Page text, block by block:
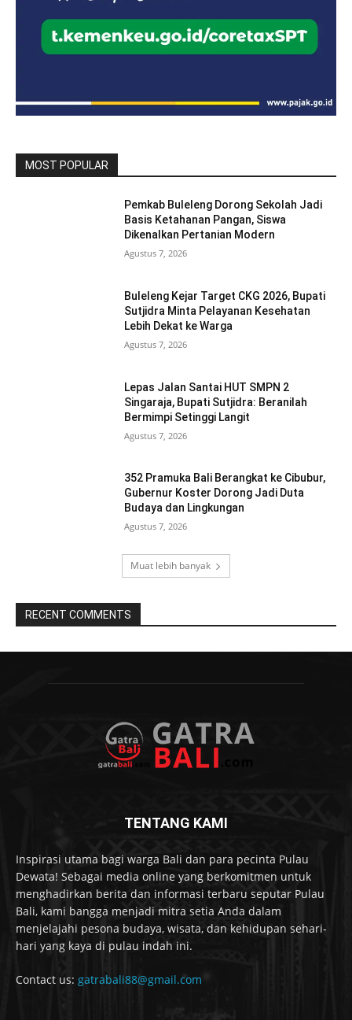
MOST POPULAR
Pemkab Buleleng Dorong Sekolah Jadi
Basis Ketahanan Pangan, Siswa
Dikenalkan Pertanian Modern
Agustus 7, 2026
Buleleng Kejar Target CKG 2026, Bupati
Sutjidra Minta Pelayanan Kesehatan
Lebih Dekat ke Warga
Agustus 7, 2026
Lepas Jalan Santai HUT SMPN 2
Singaraja, Bupati Sutjidra: Beranilah
Bermimpi Setinggi Langit
Agustus 7, 2026
352 Pramuka Bali Berangkat ke Cibubur,
Gubernur Koster Dorong Jadi Duta
Budaya dan Lingkungan
Agustus 7, 2026
Muat lebih banyak
RECENT COMMENTS
TENTANG KAMI
Inspirasi utama bagi warga Bali dan para pecinta Pulau
Dewata! Sebagai media online yang berkomitmen untuk
menghadirkan berita dan informasi terbaru seputar Pulau
Bali, kami bangga menjadi mitra setia Anda dalam
menjelajahi pesona budaya, wisata, dan kehidupan sehari-
hari yang kaya di pulau indah ini.
Contact us: gatrabali88@gmail.com